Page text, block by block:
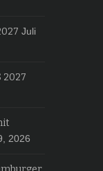
Juli
2027
2026